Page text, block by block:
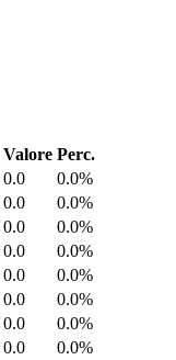
Valore Perc.
0.0
0.0%
0.0
0.0%
0.0
0.0%
0.0
0.0%
0.0
0.0%
0.0
0.0%
0.0
0.0%
0.0
0.0%